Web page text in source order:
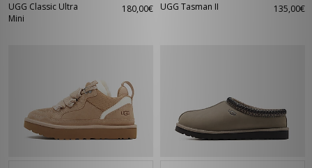
UGG Classic Ultra
Mini
180,00€ UGG Tasman II 135,00€